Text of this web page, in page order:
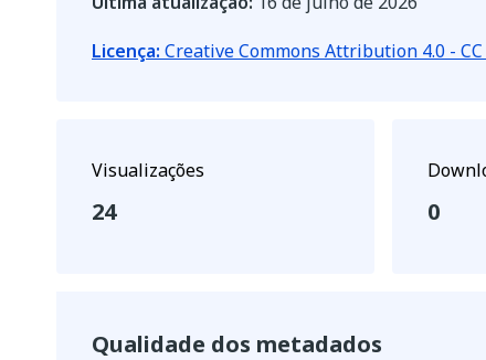
Licença: Creative Commons Attribution 4.0 - CC
Visualizações
24 0
Qualidade dos metadados